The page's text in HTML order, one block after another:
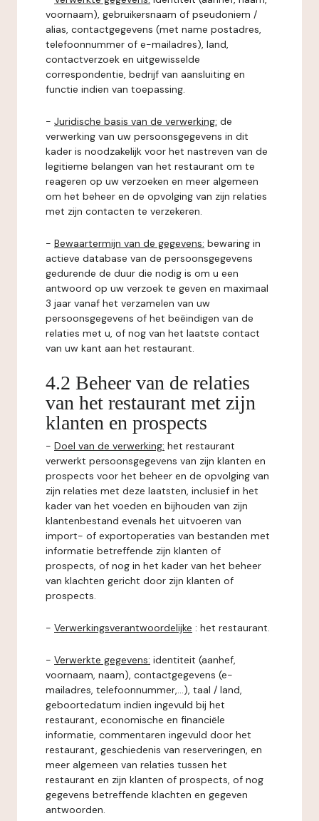
voornaam), gebruikersnaam of pseudoniem /
alias, contactgegevens (met name postadres,
telefoonnummer of e-mailadres), land,
contactverzoek en uitgewisselde
correspondentie, bedrijf van aansluiting en
functie indien van toepassing.
- Juridische basis van de verwerking: de
verwerking van uw persoonsgegevens in dit
kader is noodzakelijk voor het nastreven van de
legitieme belangen van het restaurant om te
reageren op uw verzoeken en meer algemeen
om het beheer en de opvolging van zijn relaties
met zijn contacten te verzekeren.
- Bewaartermijn van de gegevens: bewaring in
actieve database van de persoonsgegevens
gedurende de duur die nodig is om u een
antwoord op uw verzoek te geven en maximaal
3 jaar vanaf het verzamelen van uw
persoonsgegevens of het beëindigen van de
relaties met u, of nog van het laatste contact
van uw kant aan het restaurant.
4.2 Beheer van de relaties
van het restaurant met zijn
klanten en prospects
- Doel van de verwerking: het restaurant
verwerkt persoonsgegevens van zijn klanten en
prospects voor het beheer en de opvolging van
zijn relaties met deze laatsten, inclusief in het
kader van het voeden en bijhouden van zijn
klantenbestand evenals het uitvoeren van
import- of exportoperaties van bestanden met
informatie betreffende zijn klanten of
prospects, of nog in het kader van het beheer
van klachten gericht door zijn klanten of
prospects.
- Verwerkingsverantwoordelijke : het restaurant.
- Verwerkte gegevens: identiteit (aanhef,
voornaam, naam), contactgegevens (e-
mailadres, telefoonnummer,...), taal / land,
geboortedatum indien ingevuld bij het
restaurant, economische en financiële
informatie, commentaren ingevuld door het
restaurant, geschiedenis van reserveringen, en
meer algemeen van relaties tussen het
restaurant en zijn klanten of prospects, of nog
gegevens betreffende klachten en gegeven
antwoorden.